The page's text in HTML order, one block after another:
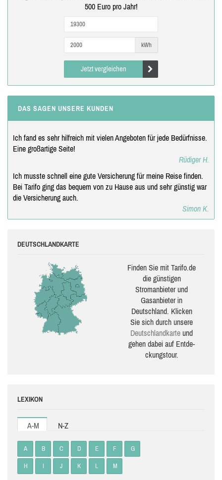
500 Euro pro Jahr!
kWh
Jetzt vergleichen
DAS SAGEN UNSERE KUNDEN
Ich fand es sehr hilfreich mit vielen Angeboten für jede Bedürfnisse.
Eine großartige Seite!
Rüdiger H.
Ich musste schnell eine gute Versicherung für meine Reise finden.
Bei Tarifo ging das bequem von zu Hause aus und sehr günstig war
die Versicherung auch.
Simon K.
DEUTSCHLANDKARTE
Finden Sie mit Tarifo.de
die güns­ti­gen
Stromanbieter und
Gasanbieter in
Deutschland. Klicken
Sie sich durch unsere
Deutsch­land­karte und
gehen dabei auf Ent­de­
ckungs­tour.
LEXIKON
A-M N-Z
A B C D E F G
H I J K L M